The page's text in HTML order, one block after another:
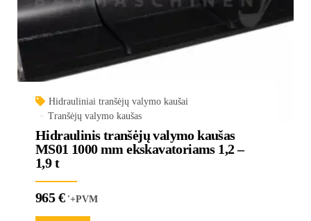
Hidrauliniai tranšėjų valymo kaušai
Tranšėjų valymo kaušas
Hidraulinis tranšėjų valymo kaušas
MS01 1000 mm ekskavatoriams 1,2 –
1,9 t
965€'+PVM